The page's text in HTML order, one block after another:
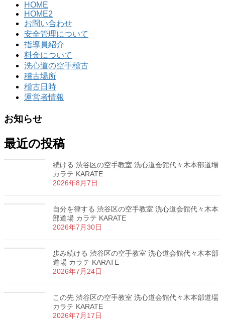
HOME
HOME2
お問い合わせ
安全管理について
指導員紹介
料金について
洗心道の空手稽古
稽古場所
稽古日時
運営者情報
お知らせ
最近の投稿
続ける 渋谷区の空手教室 洗心道会館代々木本部道場
カラテ KARATE
2026年8月7日
自分を律する 渋谷区の空手教室 洗心道会館代々木本
部道場 カラテ KARATE
2026年7月30日
歩み続ける 渋谷区の空手教室 洗心道会館代々木本部
道場 カラテ KARATE
2026年7月24日
この先 渋谷区の空手教室 洗心道会館代々木本部道場
カラテ KARATE
2026年7月17日